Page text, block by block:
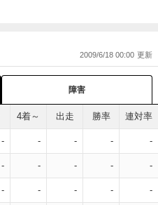
2009/6/18 00:00
障害
4着～ 出走 勝率 連対率
- - - - -
- - - - -
- - - - -